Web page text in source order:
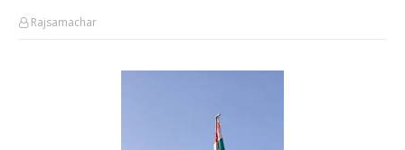
Rajsamachar